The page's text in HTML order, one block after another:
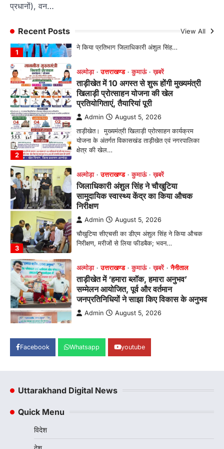
प्रधानों), वन…
Recent Posts View All
1
ने किया प्रतिभाग जिलाधिकारी अंशुल सिंह…
2
अल्मोड़ा उत्तराखण्ड कुमाऊं ख़बरें
ताड़ीखेत में 10 अगस्त से शुरू होंगी मुख्यमंत्री
खिलाड़ी प्रोत्साहन योजना की खेल
प्रतियोगिताएं, तैयारियां पूरी
Admin August 5, 2026
ताड़ीखेत। मुख्यमंत्री खिलाड़ी प्रोत्साहन कार्यक्रम
योजना के अंतर्गत विकासखंड ताड़ीखेत एवं नगरपालिका
क्षेत्र की खेल…
3
अल्मोड़ा उत्तराखण्ड कुमाऊं ख़बरें
जिलाधिकारी अंशुल सिंह ने चौखुटिया
सामुदायिक स्वास्थ्य केंद्र का किया औचक
निरीक्षण
Admin August 5, 2026
चौखुटिया सीएचसी का डीएम अंशुल सिंह ने किया औचक
निरीक्षण, मरीजों से लिया फीडबैक; भवन…
4
अल्मोड़ा उत्तराखण्ड कुमाऊं ख़बरें नैनीताल
ताड़ीखेत में ‘हमारा ब्लॉक, हमारा अनुभव’
सम्मेलन आयोजित, पूर्व और वर्तमान
जनप्रतिनिधियों ने साझा किए विकास के अनुभव
Admin August 5, 2026
…
अल्मोड़ा उत्तराखण्ड कुमाऊं ख़बरें
लिया लाभ, 191 में से 182 शिकायतों का मौके
ने किया प्रतिभाग जिलाधिकारी अंशुल सिंह…
Facebook Whatsapp youtube
Uttarakhand Digital News
Quick Menu
विदेश